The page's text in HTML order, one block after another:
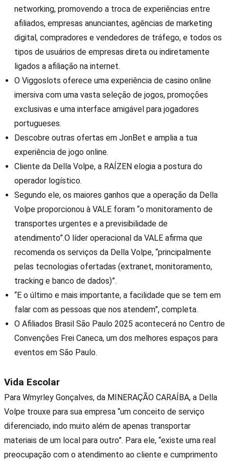
networking, promovendo a troca de experiências entre
afiliados, empresas anunciantes, agências de marketing
digital, compradores e vendedores de tráfego, e todos os
tipos de usuários de empresas direta ou indiretamente
ligados a afiliação na internet.
O Viggoslots oferece uma experiência de casino online
imersiva com uma vasta seleção de jogos, promoções
exclusivas e uma interface amigável para jogadores
portugueses.
Descobre outras ofertas em JonBet e amplia a tua
experiência de jogo online.
Cliente da Della Volpe, a RAÍZEN elogia a postura do
operador logístico.
Segundo ele, os maiores ganhos que a operação da Della
Volpe proporcionou à VALE foram “o monitoramento de
transportes urgentes e a previsibilidade de
atendimento”.O líder operacional da VALE afirma que
recomenda os serviços da Della Volpe, “principalmente
pelas tecnologias ofertadas (extranet, monitoramento,
tracking e banco de dados)”.
“E o último e mais importante, a facilidade que se tem em
falar com as pessoas que nos atendem”, completa.
O Afiliados Brasil São Paulo 2025 acontecerá no Centro de
Convenções Frei Caneca, um dos melhores espaços para
eventos em São Paulo.
Vida Escolar
Para Wmyrley Gonçalves, da MINERAÇÃO CARAÍBA, a Della
Volpe trouxe para sua empresa “um conceito de serviço
diferenciado, indo muito além de apenas transportar
materiais de um local para outro”. Para ele, “existe uma real
preocupação com o atendimento ao cliente e cumprimento